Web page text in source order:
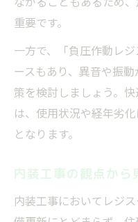
重要です。
一方で、「負圧作動レ
ースもあり、異音や振
策を検討しましょう。
は、使用状況や経年劣
となります。
内装工事の観点から
内装工事においてレジ